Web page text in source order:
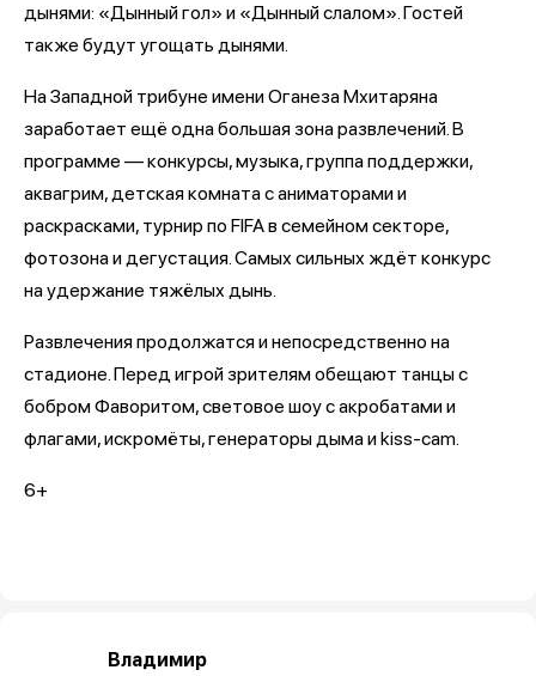
дынями: «Дынный гол» и «Дынный слалом». Гостей
также будут угощать дынями.
На Западной трибуне имени Оганеза Мхитаряна
заработает ещё одна большая зона развлечений. В
программе — конкурсы, музыка, группа поддержки,
аквагрим, детская комната с аниматорами и
раскрасками, турнир по FIFA в семейном секторе,
фотозона и дегустация. Самых сильных ждёт конкурс
на удержание тяжёлых дынь.
Развлечения продолжатся и непосредственно на
стадионе. Перед игрой зрителям обещают танцы с
бобром Фаворитом, световое шоу с акробатами и
флагами, искромёты, генераторы дыма и kiss-cam.
6+
Владимир